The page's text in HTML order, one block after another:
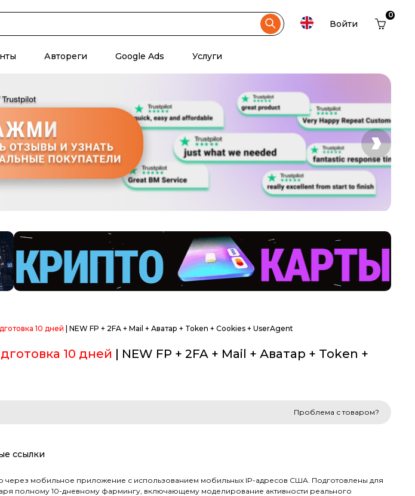
Войти
0
Автореги Google Ads Услуги
10 дней | NEW FP + 2FA + Mail + Аватар + Token + Cookies + UserAgent
10 дней | NEW FP + 2FA + Mail + Аватар + Token +
Проблема с товаром?
через мобильное приложение с использованием мобильных IP-адресов США. Подготовлены для
полному 10-дневному фармингу, включающему моделирование активности реального
ссылки